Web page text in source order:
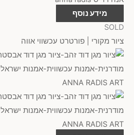
מידע נוסף
SOLD
ציור מקורי | פורטרט עכשווי אווה